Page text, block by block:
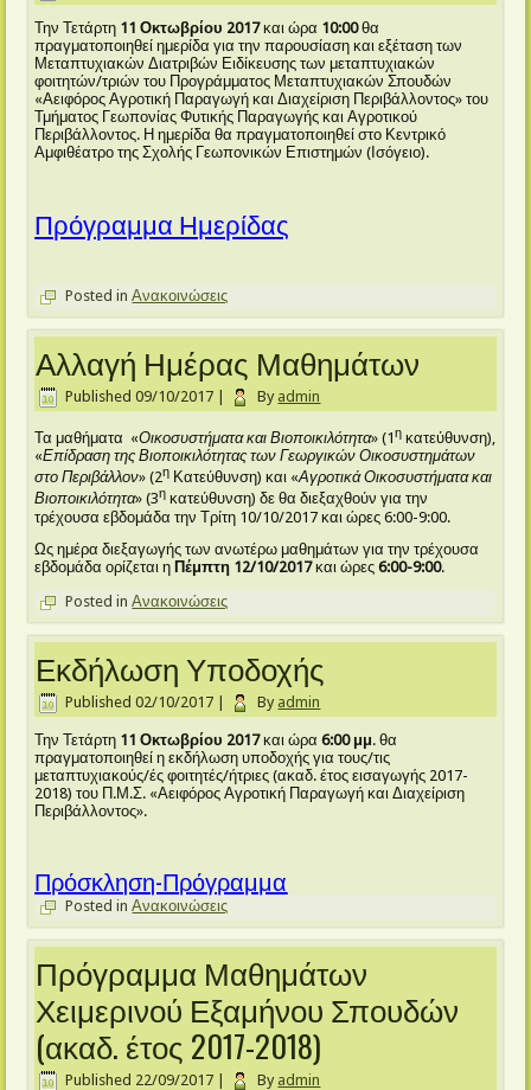
Την Τετάρτη 11 Οκτωβρίου 2017και ώρα 10:00θα
πραγματοποιηθεί ημερίδα για την παρουσίαση και εξέταση των
Μεταπτυχιακών Διατριβών Ειδίκευσης των μεταπτυχιακών
φοιτητών/τριών του Προγράμματος Μεταπτυχιακών Σπουδών
«Αειφόρος Αγροτική Παραγωγή και Διαχείριση Περιβάλλοντος» του
Τμήματος Γεωπονίας Φυτικής Παραγωγής και Αγροτικού
Περιβάλλοντος. Η ημερίδα θα πραγματοποιηθεί στο Κεντρικό
Αμφιθέατρο της Σχολής Γεωπονικών Επιστημών (Ισόγειο).
Πρόγραμμα Ημερίδας
Posted in Ανακοινώσεις
Αλλαγή Ημέρας Μαθημάτων
Published 09/10/2017 By admin
Τα μαθήματα «Οικοσυστήματα και Βιοποικιλότητα» (1η κατεύθυνση),
«Επίδραση της Βιοποικιλότητας των Γεωργικών Οικοσυστημάτων
στο Περιβάλλον» (2η Κατεύθυνση) και «Αγροτικά Οικοσυστήματα και
Βιοποικιλότητα» (3η κατεύθυνση) δε θα διεξαχθούν για την
τρέχουσα εβδομάδα την Τρίτη 10/10/2017 και ώρες 6:00-9:00.
Ως ημέρα διεξαγωγής των ανωτέρω μαθημάτων για την τρέχουσα
εβδομάδα ορίζεται ηΠέμπτη 12/10/2017και ώρες6:00-9:00.
Posted in Ανακοινώσεις
Εκδήλωση Υποδοχής
Published 02/10/2017 By admin
Την Τετάρτη 11 Οκτωβρίου 2017και ώρα6:00 μμ. θα
πραγματοποιηθεί η εκδήλωση υποδοχής για τους/τις
μεταπτυχιακούς/ές φοιτητές/ήτριες (ακαδ. έτος εισαγωγής 2017-
2018) του Π.Μ.Σ. «Αειφόρος Αγροτική Παραγωγή και Διαχείριση
Περιβάλλοντος».
Πρόσκληση-Πρόγραμμα
Posted in Ανακοινώσεις
Πρόγραμμα Μαθημάτων
Χειμερινού Εξαμήνου Σπουδών
(ακαδ. έτος 2017-2018)
Published 22/09/2017 By admin